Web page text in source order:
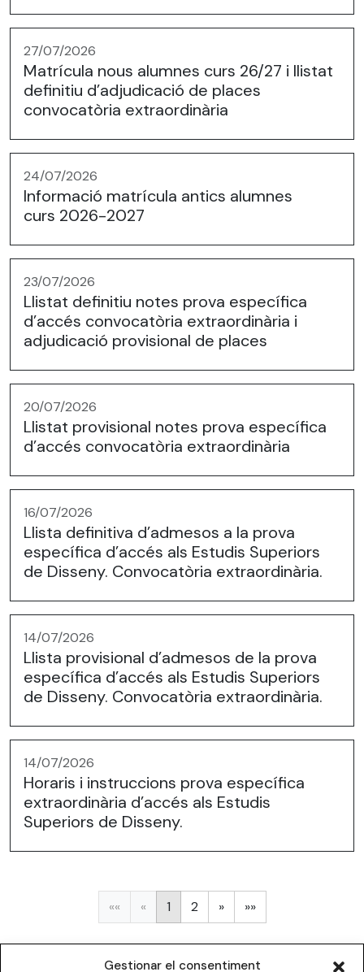
Gestionar el consentiment
27/07/2026
Matrícula nous alumnes curs 26/27 i llistat
definitiu d’adjudicació de places
convocatòria extraordinària
24/07/2026
Informació matrícula antics alumnes
curs 2026-2027
23/07/2026
Llistat definitiu notes prova específica
d’accés convocatòria extraordinària i
adjudicació provisional de places
20/07/2026
Llistat provisional notes prova específica
d’accés convocatòria extraordinària
16/07/2026
Llista definitiva d’admesos a la prova
específica d’accés als Estudis Superiors
de Disseny. Convocatòria extraordinària.
14/07/2026
Llista provisional d’admesos de la prova
específica d’accés als Estudis Superiors
de Disseny. Convocatòria extraordinària.
14/07/2026
Horaris i instruccions prova específica
extraordinària d’accés als Estudis
Superiors de Disseny.
«« « 1 2 Següent
» Última
»»